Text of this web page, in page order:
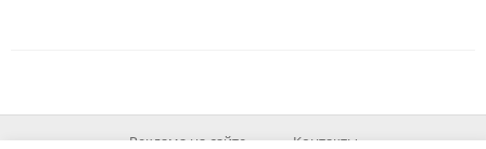
Реклама на сайте Контакты